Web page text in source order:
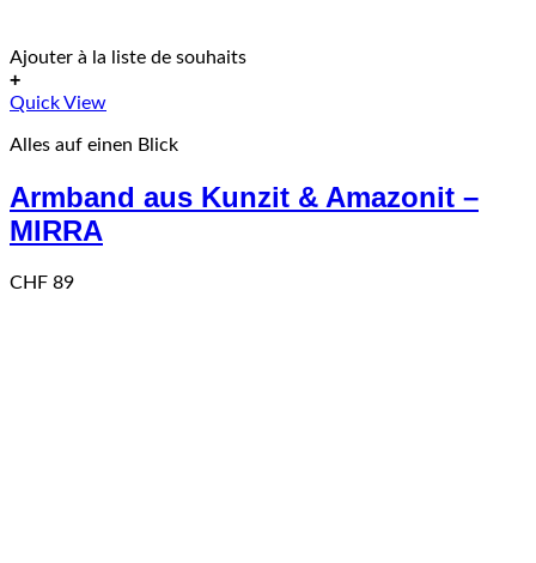
Ajouter à la liste de souhaits
+
Quick View
Alles auf einen Blick
Armband aus Kunzit & Amazonit –
MIRRA
CHF 89